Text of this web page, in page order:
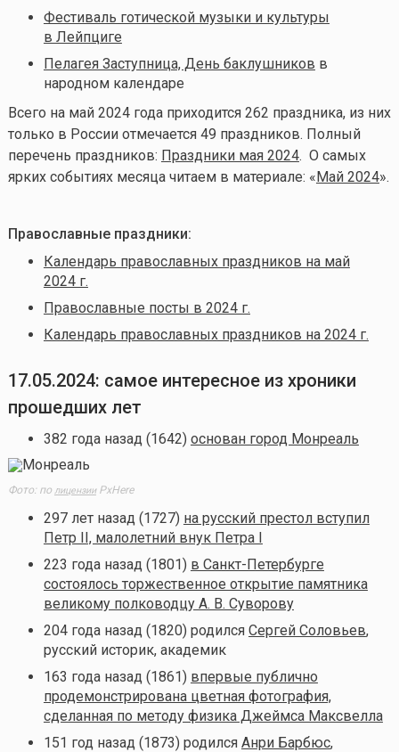
Фестиваль готической музыки и культуры
в Лейпциге
Пелагея Заступница, День баклушников в
народном календаре
Всего на май2024 года приходится 262 праздника, из них
только в России отмечается 49 праздников. Полный
перечень праздников: Праздники мая 2024. О самых
ярких событиях месяца читаем в материале: «Май 2024».
Православные праздники:
Календарь православных праздников на май
2024 г.
Православные посты в 2024 г.
Календарь православных праздников на 2024 г.
17.05.2024: самое интересное из хроники
прошедших лет
382 года назад (1642) основан город Монреаль
Фото: по лицензииPxHere
297 лет назад (1727) на русский престол вступил
Петр II, малолетний внук Петра I
223 года назад (1801) в Санкт-Петербурге
состоялось торжественное открытие памятника
великому полководцу А. В. Суворову
204 года назад (1820) родился Сергей Соловьев,
русский историк, академик
163 года назад (1861) впервые публично
продемонстрирована цветная фотография,
сделанная по методу физика Джеймса Максвелла
151 год назад (1873) родился Анри Барбюс,